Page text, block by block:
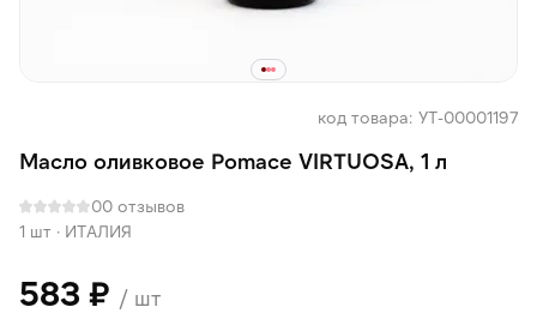
код товара: УТ-00001197
Масло оливковое Pomace VIRTUOSA, 1 л
00 отзывов
1 шт · ИТАЛИЯ
583 ₽ / шт